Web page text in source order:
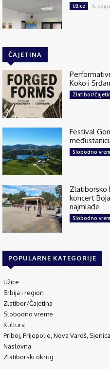
Užice 6.
ČAJETINA
Koko i
Zlatibor/
Festival
Slobodno
Zlatiborsko
koncert
najmlađe
Slobodno
POPULARNE KATEGORIJE
Užice
Srbija i region
Zlatibor/Čajetina
Slobodno vreme
Kultura
Priboj, Prijepolje, Nova Varoš, Sjenica
Naslovna
Zlatiborski okrug